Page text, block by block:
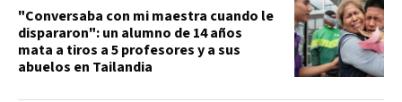
"Conversaba con mi maestra cuando le
dispararon": un alumno de 14 años
mata a tiros a 5 profesores y a sus
abuelos en Tailandia